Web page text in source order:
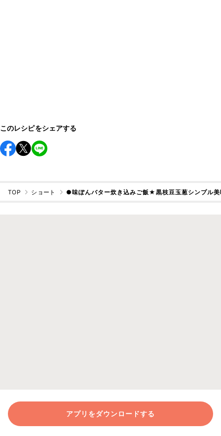
このレシピをシェアする
TOP ショート ●味ぽんバター炊き込みご飯★黒枝豆玉葱シンプル美
アプリをダウンロードする